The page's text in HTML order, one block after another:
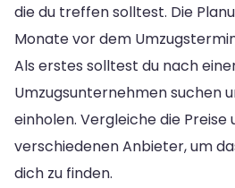
die du treffen solltest. Die
Monate vor dem
Als erstes solltest du nach
Umzugsunternehmen suchen
einholen. Vergleiche die Preise
verschiedenen Anbieter, um
dich zu finden.